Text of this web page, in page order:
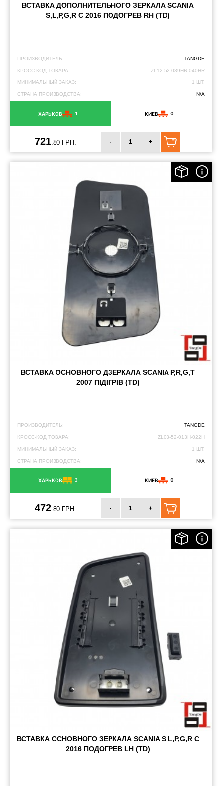
ВСТАВКА ДОПОЛНИТЕЛЬНОГО ЗЕРКАЛА SCANIA
S,L,P,G,R С 2016 ПОДОГРЕВ RH (TD)
ПРОИЗВОДИТЕЛЬ: TANGDE
КРОСС-КОД ТОВАРА: ZL12-52-039HR,040HR
МИНИМАЛЬНЫЙ ЗАКАЗ: 1 ШТ.
СТРАНА ПРОИЗВОДСТВА: N/A
ХАРЬКОВ 1 КИЕВ 0
721.80 ГРН. - +
ВСТАВКА ОСНОВНОГО ДЗЕРКАЛА SCANIA P,R,G,T
2007 ПІДІГРІВ (TD)
ПРОИЗВОДИТЕЛЬ: TANGDE
КРОСС-КОД ТОВАРА: ZL03-52-013H-022H
МИНИМАЛЬНЫЙ ЗАКАЗ: 1 ШТ.
СТРАНА ПРОИЗВОДСТВА: N/A
ХАРЬКОВ 3 КИЕВ 0
472.80 ГРН. - +
ВСТАВКА ОСНОВНОГО ЗЕРКАЛА SCANIA S,L,P,G,R С
2016 ПОДОГРЕВ LH (TD)